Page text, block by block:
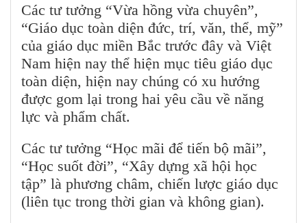
Các tư tưởng “Vừa hồng vừa chuyên”,
“Giáo dục toàn diện đức, trí, văn, thể, mỹ”
của giáo dục miền Bắc trước đây và Việt
Nam hiện nay thể hiện mục tiêu giáo dục
toàn diện, hiện nay chúng có xu hướng
được gom lại trong hai yêu cầu về năng
lực và phẩm chất.
Các tư tưởng “Học mãi để tiến bộ mãi”,
“Học suốt đời”, “Xây dựng xã hội học
tập” là phương châm, chiến lược giáo dục
(liên tục trong thời gian và không gian).